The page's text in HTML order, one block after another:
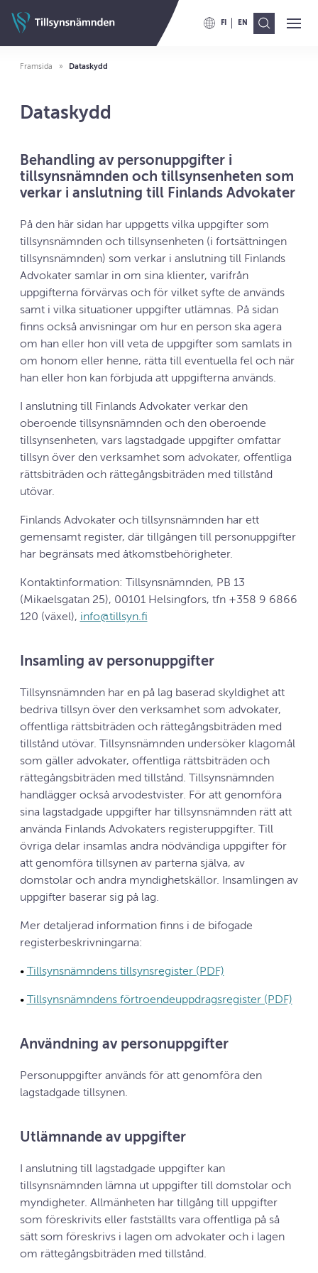
Tillbaka till Tillsynsnämdens framsida
FI
VAIHDA KIELELLE BYT TILL
EN
VAIHDA KIELELLE
Dataskydd
Framsida Dataskydd
Dataskydd
Behandling av personuppgifter i
tillsynsnämnden och tillsynsenheten som
verkar i anslutning till Finlands Advokater
På den här sidan har uppgetts vilka uppgifter som
tillsynsnämnden och tillsynsenheten (i fortsättningen
tillsynsnämnden) som verkar i anslutning till Finlands
Advokater samlar in om sina klienter, varifrån
uppgifterna förvärvas och för vilket syfte de används
samt i vilka situationer uppgifter utlämnas. På sidan
finns också anvisningar om hur en person ska agera
om han eller hon vill veta de uppgifter som samlats in
om honom eller henne, rätta till eventuella fel och när
han eller hon kan förbjuda att uppgifterna används.
I anslutning till Finlands Advokater verkar den
oberoende tillsynsnämnden och den oberoende
tillsynsenheten, vars lagstadgade uppgifter omfattar
tillsyn över den verksamhet som advokater, offentliga
rättsbiträden och rättegångsbiträden med tillstånd
utövar.
Finlands Advokater och tillsynsnämnden har ett
gemensamt register, där tillgången till personuppgifter
har begränsats med åtkomstbehörigheter.
Kontaktinformation: Tillsynsnämnden, PB 13
(Mikaelsgatan 25), 00101 Helsingfors, tfn +358 9 6866
120 (växel), info@tillsyn.fi
Insamling av personuppgifter
Tillsynsnämnden har en på lag baserad skyldighet att
bedriva tillsyn över den verksamhet som advokater,
offentliga rättsbiträden och rättegångsbiträden med
tillstånd utövar. Tillsynsnämnden undersöker klagomål
som gäller advokater, offentliga rättsbiträden och
rättegångsbiträden med tillstånd. Tillsynsnämnden
handlägger också arvodestvister. För att genomföra
sina lagstadgade uppgifter har tillsynsnämnden rätt att
använda Finlands Advokaters registeruppgifter. Till
övriga delar insamlas andra nödvändiga uppgifter för
att genomföra tillsynen av parterna själva, av
domstolar och andra myndighetskällor. Insamlingen av
uppgifter baserar sig på lag.
Mer detaljerad information finns i de bifogade
registerbeskrivningarna:
• Tillsynsnämndens tillsynsregister (PDF)
• Tillsynsnämndens förtroendeuppdragsregister (PDF)
Användning av personuppgifter
Personuppgifter används för att genomföra den
lagstadgade tillsynen.
Utlämnande av uppgifter
I anslutning till lagstadgade uppgifter kan
tillsynsnämnden lämna ut uppgifter till domstolar och
myndigheter. Allmänheten har tillgång till uppgifter
som föreskrivits eller fastställts vara offentliga på så
sätt som föreskrivs i lagen om advokater och i lagen
om rättegångsbiträden med tillstånd.